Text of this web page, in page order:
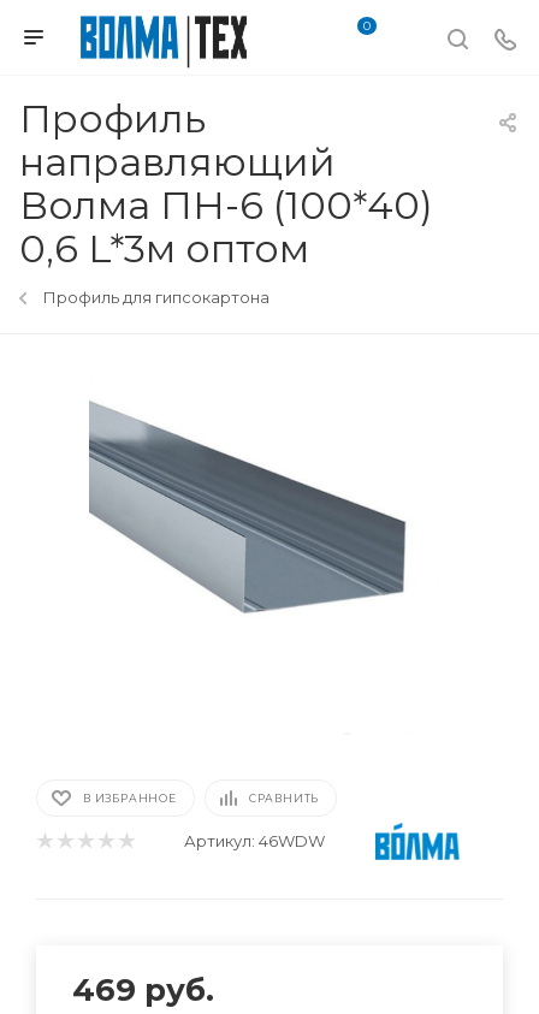
0
Профиль
направляющий
Волма ПН-6 (100*40)
0,6 L*3м оптом
Профиль для гипсокартона
В ИЗБРАННОЕ СРАВНИТЬ
Артикул: 46WDW
469 руб.